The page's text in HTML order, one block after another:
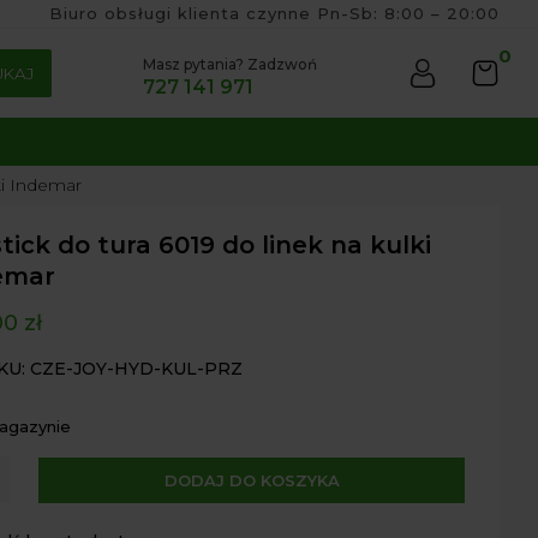
Biuro obsługi klienta czynne Pn-Sb: 8:00 – 20:00
Masz pytania? Zadzwoń
727 141 971
0
Indemar
do tura 6019 do linek na kulki
zł
CZE-JOY-HYD-KUL-PRZ
DODAJ DO KOSZYKA